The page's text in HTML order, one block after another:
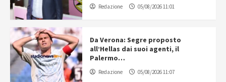
Redazione 05/08/2026 11:01
Da Verona: Segre proposto
all’Hellas dai suoi agenti, il
Palermo…
Redazione 05/08/2026 11:07